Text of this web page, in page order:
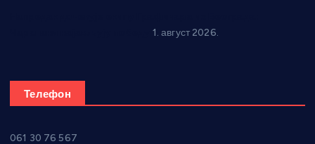
1. август 2026.
Телефон
061 30 76 567